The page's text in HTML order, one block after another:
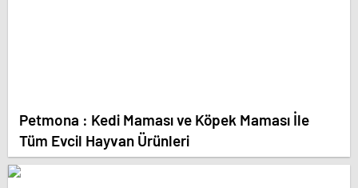
Petmona : Kedi Maması ve Köpek Maması İle
Tüm Evcil Hayvan Ürünleri